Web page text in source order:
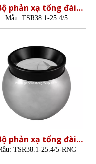
phản xạ tổng đài
(25,4mm,5')
Mẫu: TSR38.1-25.4/5
phản xạ tổng đài
(25,4mm,5')
TSR38.1-25.4/5-RNG